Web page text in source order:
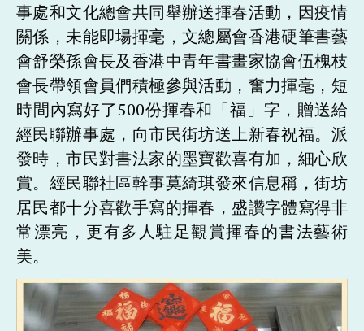
事處和文化總會共同舉辦送揮春活動，因疫情
關係，未能即場揮毫，文總屬會香港硬筆書藝
會舒榮孫會長及香港中青年書畫家協會伍槐枝
會長帶領會員們積極參與活動，奮力揮毫，短
時間內寫好了500份揮春和「福」字，贈送給
經民聯辦事處，向市民街坊送上新春祝福。派
發時，市民對書法家的墨寶歡喜有加，細心欣
賞。經民聯社區幹事莫綺琪發來信息稱，街坊
居民都十分喜歡手寫的揮春，盛讚字體寫得非
常漂亮，更有多人駐足觀賞揮春的書法藝術
美。